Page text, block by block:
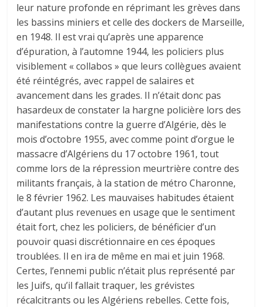
leur nature profonde en réprimant les grèves dans
les bassins miniers et celle des dockers de Marseille,
en 1948. Il est vrai qu’après une apparence
d’épuration, à l’automne 1944, les policiers plus
visiblement « collabos » que leurs collègues avaient
été réintégrés, avec rappel de salaires et
avancement dans les grades. Il n’était donc pas
hasardeux de constater la hargne policière lors des
manifestations contre la guerre d’Algérie, dès le
mois d’octobre 1955, avec comme point d’orgue le
massacre d’Algériens du 17 octobre 1961, tout
comme lors de la répression meurtrière contre des
militants français, à la station de métro Charonne,
le 8 février 1962. Les mauvaises habitudes étaient
d’autant plus revenues en usage que le sentiment
était fort, chez les policiers, de bénéficier d’un
pouvoir quasi discrétionnaire en ces époques
troublées. Il en ira de même en mai et juin 1968.
Certes, l’ennemi public n’était plus représenté par
les Juifs, qu’il fallait traquer, les grévistes
récalcitrants ou les Algériens rebelles. Cette fois,